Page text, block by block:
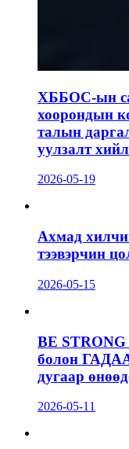
ХББОС-ын
хоорондын
талын
уулзалт
2026-05-19
Ахмад
тээвэрчин
2026-05-15
BE
болон
дугаар
2026-05-11